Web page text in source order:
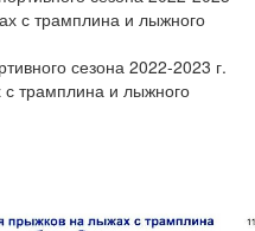
сезона 2022-2023 г.
трамплина и лыжного